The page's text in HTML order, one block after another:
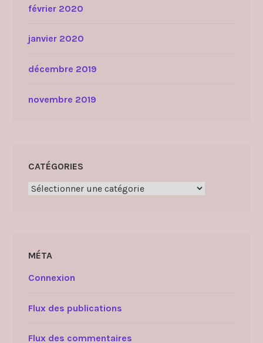
février 2020
janvier 2020
décembre 2019
novembre 2019
CATÉGORIES
Catégories
MÉTA
Connexion
Flux des publications
Flux des commentaires